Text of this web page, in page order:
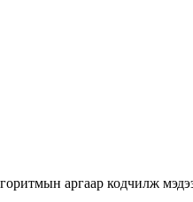
аргаар кодчилж